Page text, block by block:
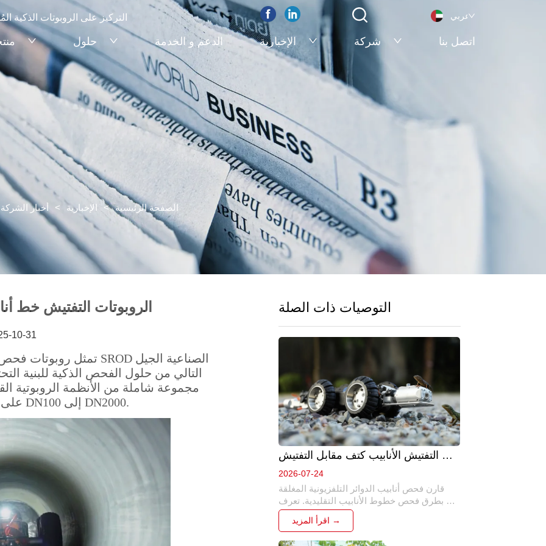
التركيز على الروبوتات عربي
حلول الدعم و الخدمة الإخبارية شركة اتصل بنا
الصفحة الرئيسية > الإخبارية > أخبار الشركة
10-31
التوصيات ذات الصلة
التفتيش الأنابيب كتف مقابل التفتيش
2026-07-24
قارن فحص أنابيب الدوائر التلفزيونية المغلقة
بطرق فحص خطوط الأنابيب التقليدية. تعرف
على الاختلافات الرئيسية في السلامة والكفاءة
والدقة والتكلفة ولماذا أصبح الفحص الآلي هو
اقرأ المزيد →